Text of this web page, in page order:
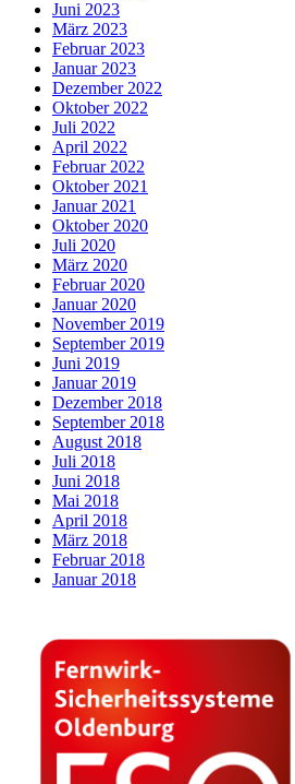
Juni 2023
März 2023
Februar 2023
Januar 2023
Dezember 2022
Oktober 2022
Juli 2022
April 2022
Februar 2022
Oktober 2021
Januar 2021
Oktober 2020
Juli 2020
März 2020
Februar 2020
Januar 2020
November 2019
September 2019
Juni 2019
Januar 2019
Dezember 2018
September 2018
August 2018
Juli 2018
Juni 2018
Mai 2018
April 2018
März 2018
Februar 2018
Januar 2018